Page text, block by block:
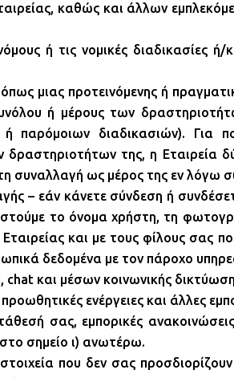
καθώς και άλλων
ή τις νομικές διαδικασίες
μιας προτεινόμενης ή
ή μέρους των
ή παρόμοιων διαδικασιών). Για
της, η Εταιρεία
συναλλαγή ως μέρος της εν λόγω
– εάν κάνετε σύνδεση ή
το όνομα χρήστη, τη
και με τους φίλους σας
δεδομένα με τον πάροχο
και μέσων κοινωνικής
ενέργειες και άλλες
σας, εμπορικές
σημείο ι) ανωτέρω.
που δεν σας